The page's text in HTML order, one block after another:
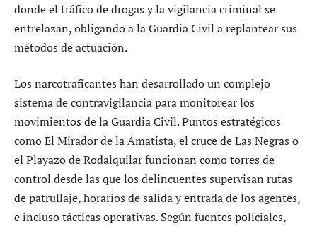
donde el tráfico de drogas y la vigilancia criminal se
entrelazan, obligando a la Guardia Civil a replantear sus
métodos de actuación.
Los narcotraficantes han desarrollado un complejo
sistema de contravigilancia para monitorear los
movimientos de la Guardia Civil. Puntos estratégicos
como El Mirador de la Amatista, el cruce de Las Negras o
el Playazo de Rodalquilar funcionan como torres de
control desde las que los delincuentes supervisan rutas
de patrullaje, horarios de salida y entrada de los agentes,
e incluso tácticas operativas. Según fuentes policiales,